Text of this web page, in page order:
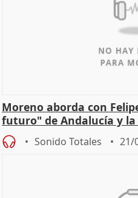
Moreno aborda con
futuro" de Andalucía y
incendios
Sonido Totales 21/